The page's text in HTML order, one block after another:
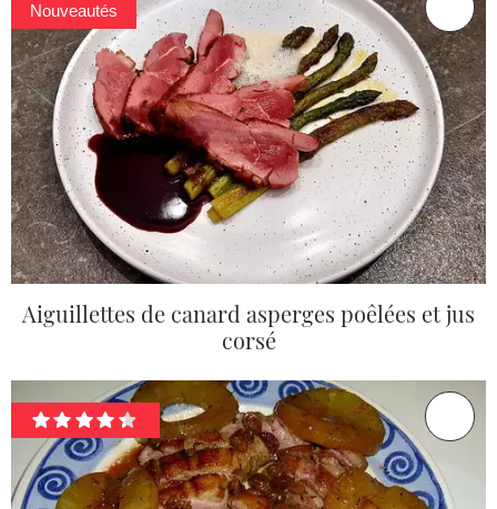
Nouveautés
Aiguillettes de canard asperges poêlées et jus
corsé